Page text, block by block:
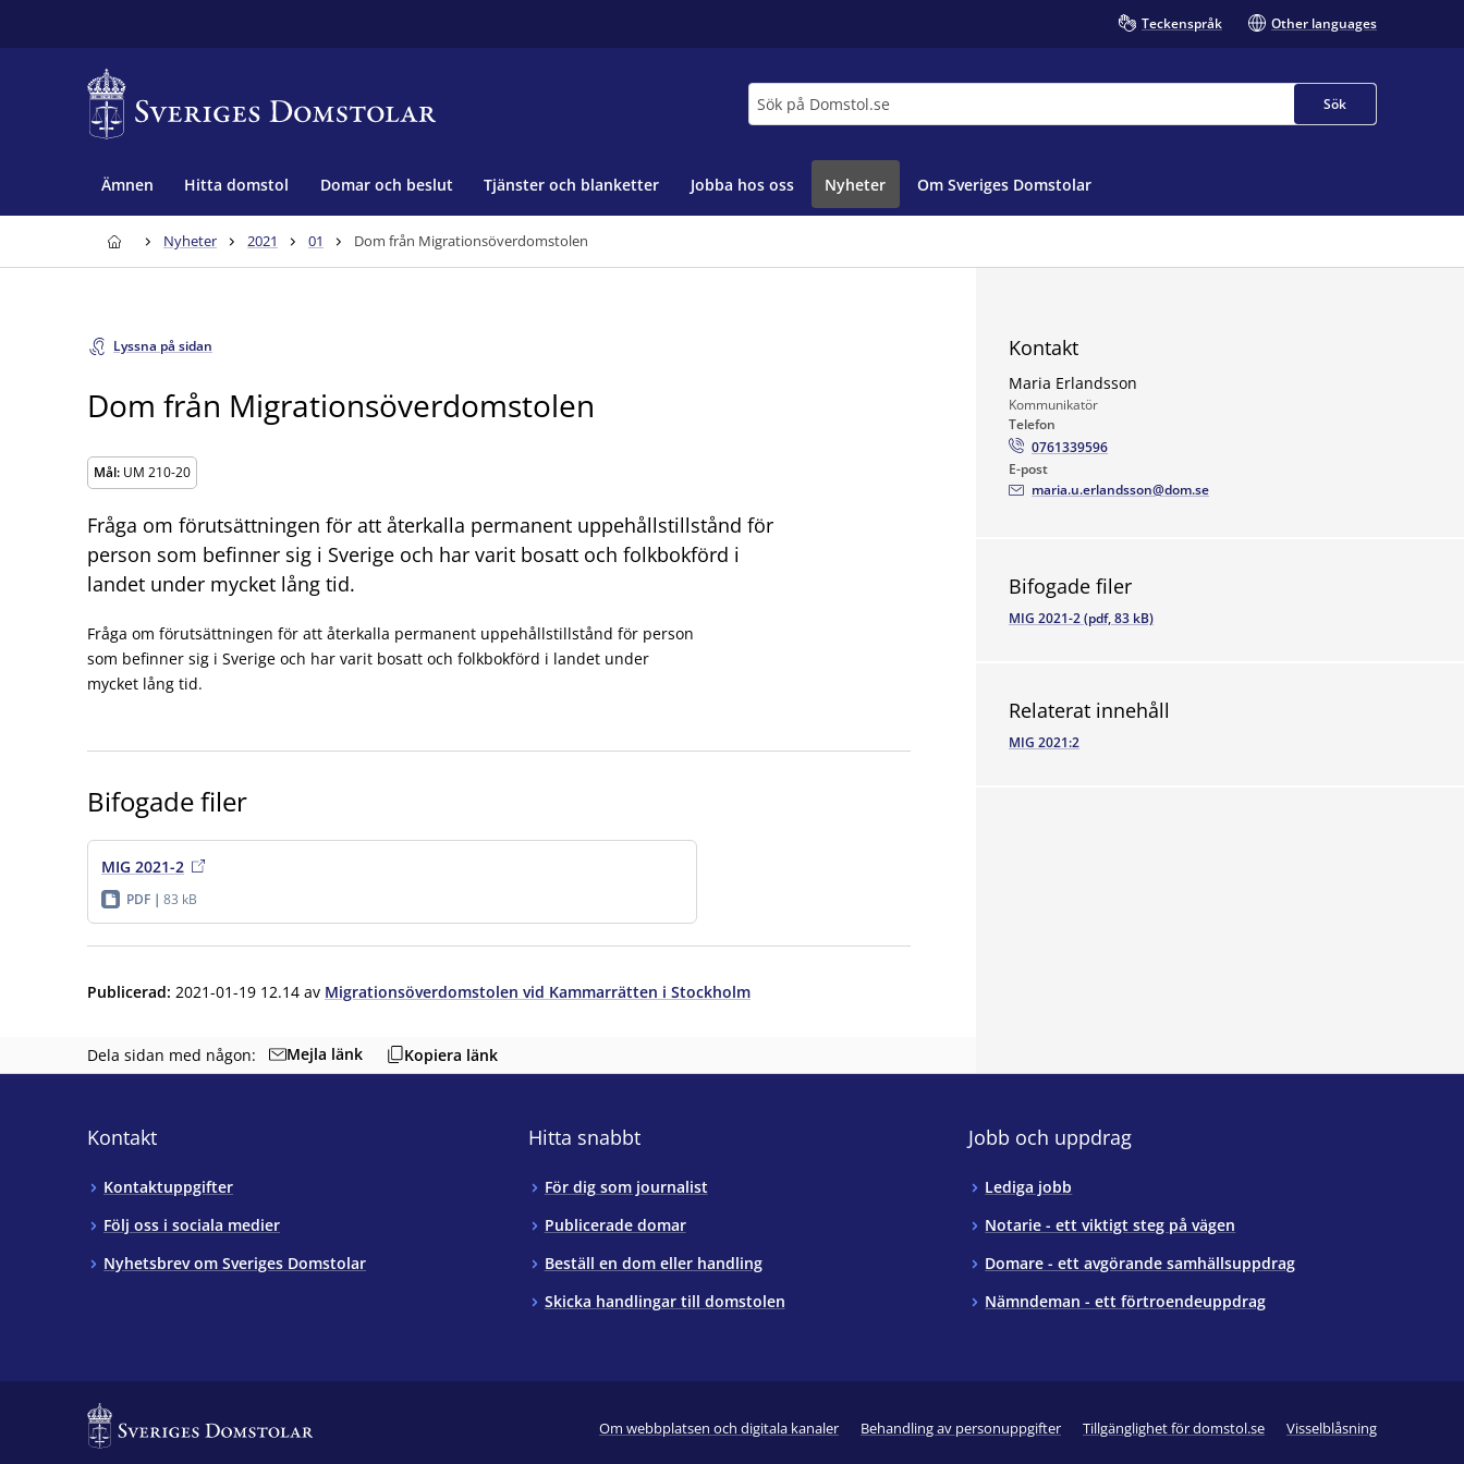
Teckenspråk Other languages
Sök
Ämnen Hitta domstol Domar och beslut Tjänster och blanketter Jobba hos oss Nyheter Om Sveriges Domstolar
Nyheter 2021 01 Dom från Migrationsöverdomstolen
Lyssna på sidan
Dom från Migrationsöverdomstolen
Mål: UM 210-20
Fråga om förutsättningen för att återkalla permanent uppehållstillstånd för
person som befinner sig i Sverige och har varit bosatt och folkbokförd i
landet under mycket lång tid.
Fråga om förutsättningen för att återkalla permanent uppehållstillstånd för person
som befinner sig i Sverige och har varit bosatt och folkbokförd i landet under
mycket lång tid.
Bifogade filer
MIG 2021-2
PDF 83 kB
Publicerad: 2021-01-19 12.14 av Migrationsöverdomstolen vid Kammarrätten i Stockholm
Dela sidan med någon: Mejla länk Kopiera länk
Kontakt
Maria Erlandsson
Kommunikatör
Telefon
0761339596
E-post
maria.u.erlandsson@dom.se
Bifogade filer
MIG 2021-2 (pdf, 83 kB)
Relaterat innehåll
MIG 2021:2
Kontakt
Kontaktuppgifter
Följ oss i sociala medier
Nyhetsbrev om Sveriges Domstolar
Hitta snabbt
För dig som journalist
Publicerade domar
Beställ en dom eller handling
Skicka handlingar till domstolen
Jobb och uppdrag
Lediga jobb
Notarie - ett viktigt steg på vägen
Domare - ett avgörande samhällsuppdrag
Nämndeman - ett förtroendeuppdrag
Om webbplatsen och digitala kanaler Behandling av personuppgifter Tillgänglighet för domstol.se Visselblåsning